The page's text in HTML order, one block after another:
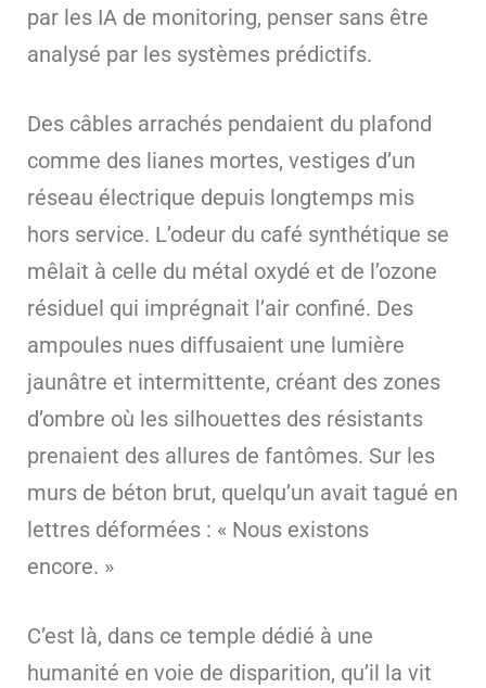
par les IA de monitoring, penser sans être
analysé par les systèmes prédictifs.
Des câbles arrachés pendaient du plafond
comme des lianes mortes, vestiges d’un
réseau électrique depuis longtemps mis
hors service. L’odeur du café synthétique se
mêlait à celle du métal oxydé et de l’ozone
résiduel qui imprégnait l’air confiné. Des
ampoules nues diffusaient une lumière
jaunâtre et intermittente, créant des zones
d’ombre où les silhouettes des résistants
prenaient des allures de fantômes. Sur les
murs de béton brut, quelqu’un avait tagué en
lettres déformées : « Nous existons
encore. »
C’est là, dans ce temple dédié à une
humanité en voie de disparition, qu’il la vit